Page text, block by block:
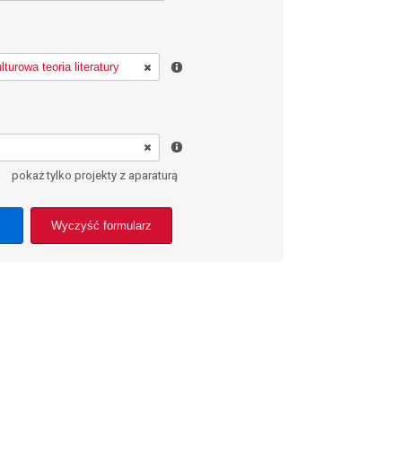
pokaż tylko projekty z aparaturą
Wyczyść formularz